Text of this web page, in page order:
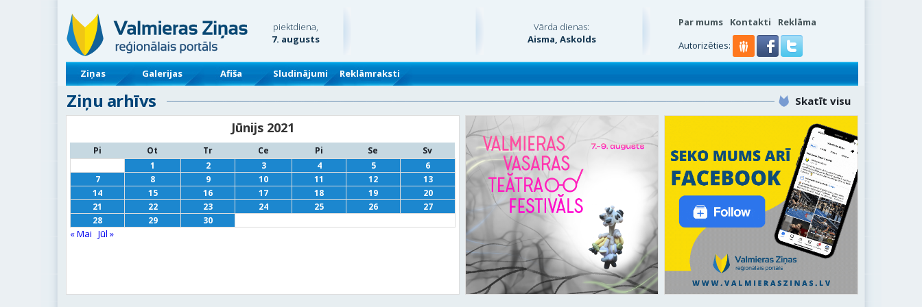
piektdiena,
7. augusts
Vārda dienas:
Aisma, Askolds
Par mums Kontakti
Reklāma
Autorizēties:
Ziņas Galerijas Afiša Sludinājumi Reklāmraksti
Ziņu arhīvs Skatīt visu
Jūnijs 2021
Pi Ot Tr Ce Pi Se
Sv
1
2 3 4 5
6
7
8 9 10 11 12
13
14
15 16 17 18 19
20
21
22 23 24 25 26
27
28
29 30
« Mai Jūl »